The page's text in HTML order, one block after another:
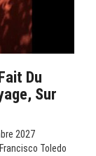
Du
Sur
2027
Toledo